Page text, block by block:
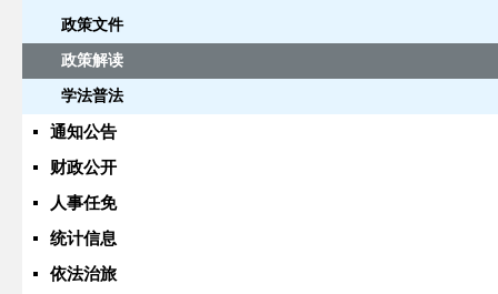
政策文件
政策解读
学法普法
通知公告
财政公开
人事任免
统计信息
依法治旅